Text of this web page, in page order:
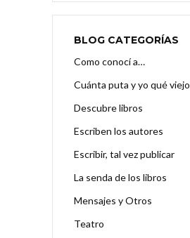
BLOG CATEGORÍAS
Como conocí a…
Cuánta puta y yo qué viejo
Descubre libros
Escriben los autores
Escribir, tal vez publicar
La senda de los libros
Mensajes y Otros
Teatro